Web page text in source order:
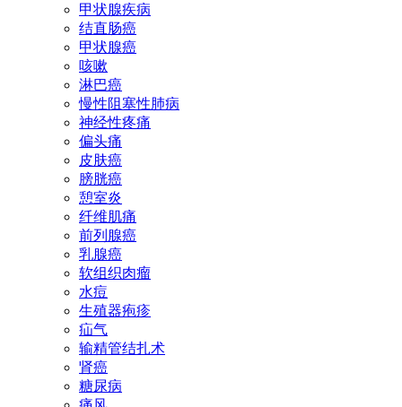
甲状腺疾病
结直肠癌
甲状腺癌
咳嗽
淋巴癌
慢性阻塞性肺病
神经性疼痛
偏头痛
皮肤癌
膀胱癌
憩室炎
纤维肌痛
前列腺癌
乳腺癌
软组织肉瘤
水痘
生殖器疱疹
疝气
输精管结扎术
肾癌
糖尿病